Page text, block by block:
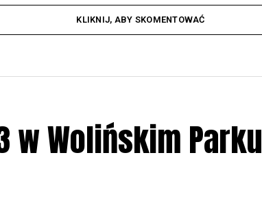
KLIKNIJ, ABY SKOMENTOWAĆ
w Wolińskim Parku